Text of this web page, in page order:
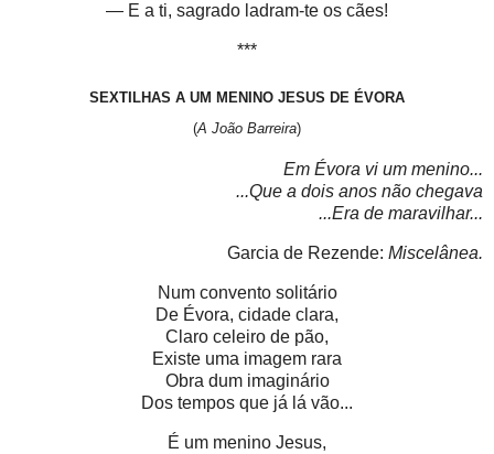
— E a ti, sagrado ladram-te os cães!
***
SEXTILHAS A UM MENINO JESUS DE ÉVORA
(A João Barreira)
Em Évora vi um menino...
...Que a dois anos não chegava
...Era de maravilhar...
Garcia de Rezende: Miscelânea.
Num convento solitário
De Évora, cidade clara,
Claro celeiro de pão,
Existe uma imagem rara
Obra dum imaginário
Dos tempos que já lá vão...
É um menino Jesus,